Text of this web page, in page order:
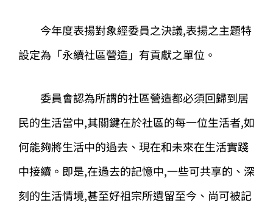
今年度表揚對象經委員之決議,表揚之主題特
設定為「永續社區營造」有貢獻之單位。
委員會認為所謂的社區營造都必須回歸到居
民的生活當中,其關鍵在於社區的每一位生活者,如
何能夠將生活中的過去、現在和未來在生活實踐
中接續。即是,在過去的記憶中,一些可共享的、深
刻的生活情境,甚至好祖宗所遺留至今、尚可被記